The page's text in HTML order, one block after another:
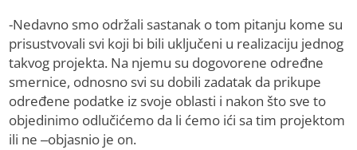
-Nedavno smo održali sastanak o tom pitanju kome su
prisustvovali svi koji bi bili uključeni u realizaciju jednog
takvog projekta. Na njemu su dogovorene određne
smernice, odnosno svi su dobili zadatak da prikupe
određene podatke iz svoje oblasti i nakon što sve to
objedinimo odlučićemo da li ćemo ići sa tim projektom
ili ne –objasnio je on.